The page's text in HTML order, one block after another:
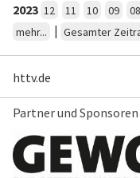
2023 12 11 10 09 08
mehr...
| Gesamter
httv.de
Partner und Sponsoren